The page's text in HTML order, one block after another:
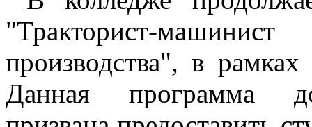
"Тракторист-
производства", в рамках
Данная программа